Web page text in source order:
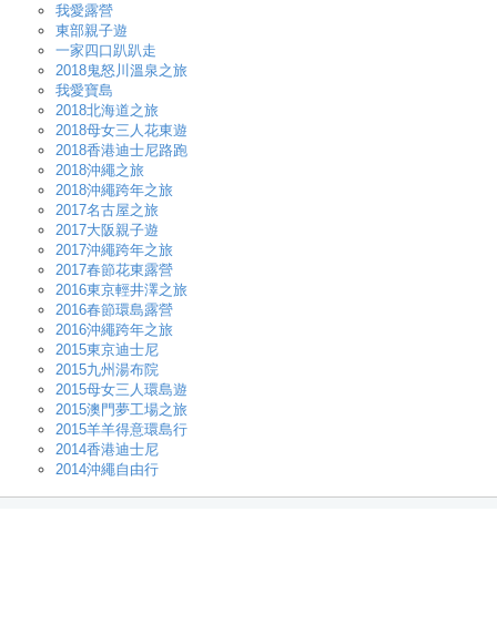
我愛露營
東部親子遊
一家四口趴趴走
2018鬼怒川溫泉之旅
我愛寶島
2018北海道之旅
2018母女三人花東遊
2018香港迪士尼路跑
2018沖繩之旅
2018沖繩跨年之旅
2017名古屋之旅
2017大阪親子遊
2017沖繩跨年之旅
2017春節花東露營
2016東京輕井澤之旅
2016春節環島露營
2016沖繩跨年之旅
2015東京迪士尼
2015九州湯布院
2015母女三人環島遊
2015澳門夢工場之旅
2015羊羊得意環島行
2014香港迪士尼
2014沖繩自由行